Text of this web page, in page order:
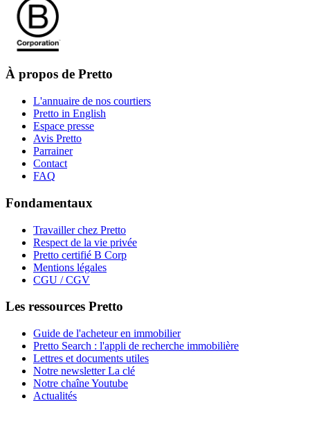
À propos de Pretto
L'annuaire de nos courtiers
Pretto in English
Espace presse
Avis Pretto
Parrainer
Contact
FAQ
Fondamentaux
Travailler chez Pretto
Respect de la vie privée
Pretto certifié B Corp
Mentions légales
CGU / CGV
Les ressources Pretto
Guide de l'acheteur en immobilier
Pretto Search : l'appli de recherche immobilière
Lettres et documents utiles
Notre newsletter La clé
Notre chaîne Youtube
Actualités